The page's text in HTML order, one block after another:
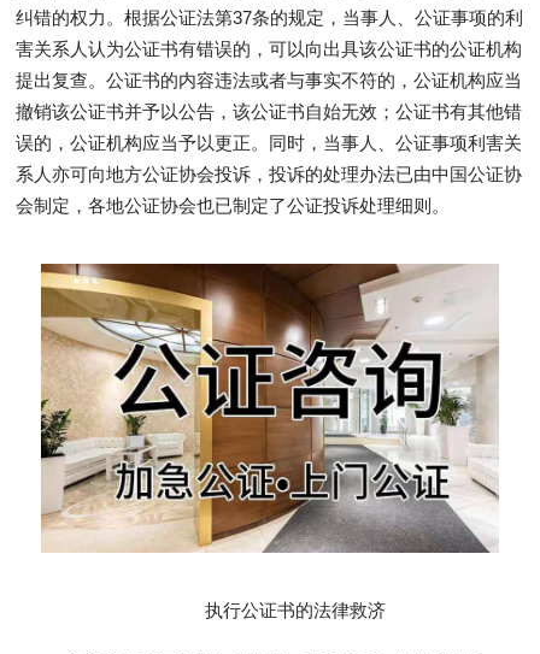
纠错的权力。根据公证法第37条的规定，当事人、公证事项的利
害关系人认为公证书有错误的，可以向出具该公证书的公证机构
提出复查。公证书的内容违法或者与事实不符的，公证机构应当
撤销该公证书并予以公告，该公证书自始无效；公证书有其他错
误的，公证机构应当予以更正。同时，当事人、公证事项利害关
系人亦可向地方公证协会投诉，投诉的处理办法已由中国公证协
会制定，各地公证协会也已制定了公证投诉处理细则。
执行公证书的法律救济